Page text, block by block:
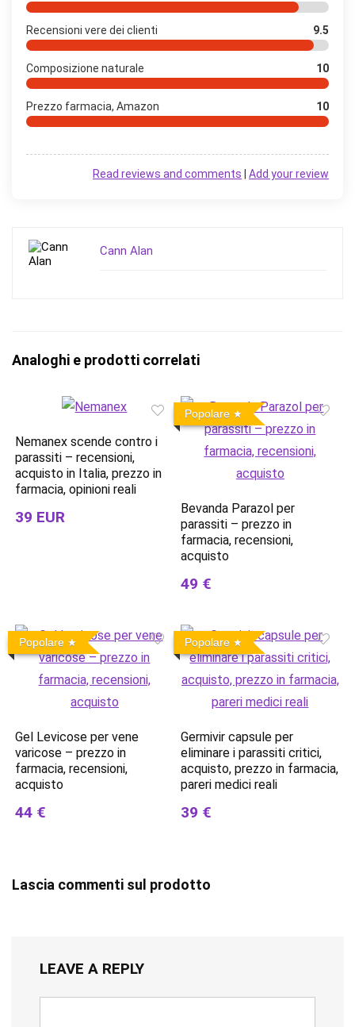
Recensioni vere dei clienti 9.5
Composizione naturale 10
Prezzo farmacia, Amazon 10
Add your review
Read reviews and comments
Cann Alan
Analoghi e prodotti correlati
Nemanex scende contro i
parassiti – recensioni,
acquisto in Italia, prezzo in
farmacia, opinioni reali
39 EUR
Popolare
Bevanda Parazol per
parassiti – prezzo in
farmacia, recensioni,
acquisto
49 €
Popolare
Gel Levicose per vene
varicose – prezzo in
farmacia, recensioni,
acquisto
44 €
Popolare
Germivir capsule per
eliminare i parassiti critici,
acquisto, prezzo in farmacia,
pareri medici reali
39 €
Lascia commenti sul prodotto
LEAVE A REPLY